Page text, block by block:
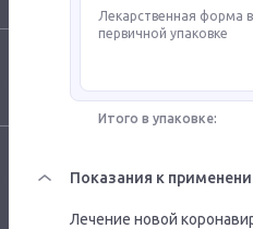
Лекарственная форма
первичной упаковке
Итого в упаковке:
Показания к
Лечение новой